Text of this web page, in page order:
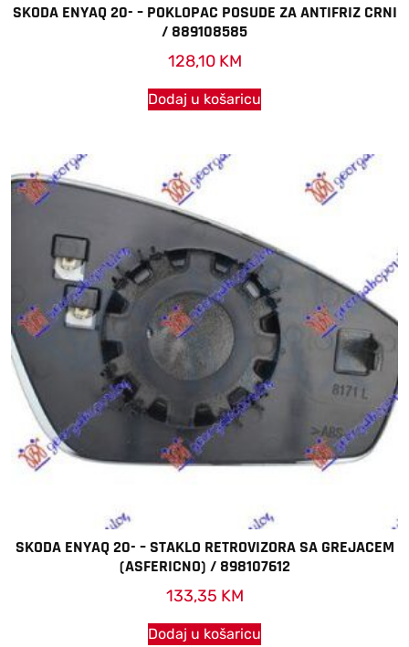
SKODA ENYAQ 20- – POKLOPAC POSUDE ZA ANTIFRIZ CRNI
/ 889108585
128,10 KM
Dodaj u košaricu
SKODA ENYAQ 20- – STAKLO RETROVIZORA SA GREJACEM
(ASFERICNO) / 898107612
133,35 KM
Dodaj u košaricu